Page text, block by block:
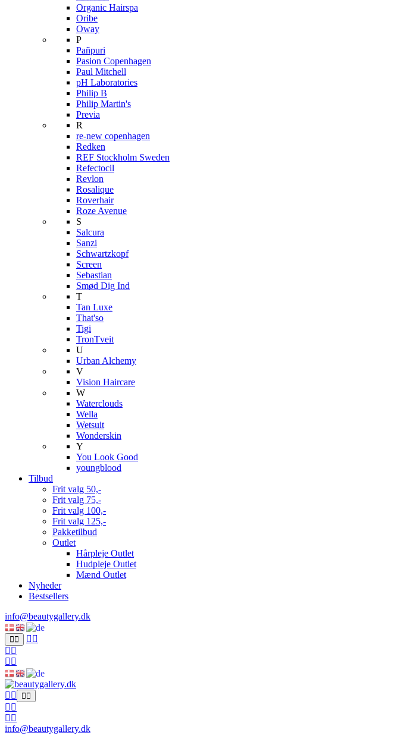
Organic Hairspa
Oribe
Oway
P
Pañpuri
Pasion Copenhagen
Paul Mitchell
pH Laboratories
Philip B
Philip Martin's
Previa
R
re-new copenhagen
Redken
REF Stockholm Sweden
Refectocil
Revlon
Rosalique
Roverhair
Roze Avenue
S
Salcura
Sanzi
Schwartzkopf
Screen
Sebastian
Smød Dig Ind
T
Tan Luxe
That'so
Tigi
TronTveit
U
Urban Alchemy
V
Vision Haircare
W
Waterclouds
Wella
Wetsuit
Wonderskin
Y
You Look Good
youngblood
Tilbud
Frit valg 50,-
Frit valg 75,-
Frit valg 100,-
Frit valg 125,-
Pakketilbud
Outlet
Hårpleje Outlet
Hudpleje Outlet
Mænd Outlet
Nyheder
Bestsellers
info@beautygallery.dk
info@beautygallery.dk